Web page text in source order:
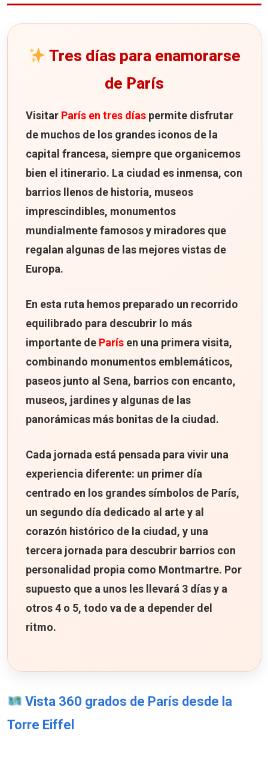
Bouillon Chartier: dos opciones para
comer en París
Le Procope
3 hoteles para 3 días en París
Hotel Malte Astotel
Hotel Villa Modigliani
Hotel Choiseul Opera
Mapa de los lugares que ver en París en 3 días
Tres días para enamorarse
de París
Visitar París en tres días permite disfrutar
de muchos de los grandes iconos de la
capital francesa, siempre que organicemos
bien el itinerario. La ciudad es inmensa, con
barrios llenos de historia, museos
imprescindibles, monumentos
mundialmente famosos y miradores que
regalan algunas de las mejores vistas de
Europa.
En esta ruta hemos preparado un recorrido
equilibrado para descubrir lo más
importante de París en una primera visita,
combinando monumentos emblemáticos,
paseos junto al Sena, barrios con encanto,
museos, jardines y algunas de las
panorámicas más bonitas de la ciudad.
Cada jornada está pensada para vivir una
experiencia diferente: un primer día
centrado en los grandes símbolos de París,
un segundo día dedicado al arte y al
corazón histórico de la ciudad, y una
tercera jornada para descubrir barrios con
personalidad propia como Montmartre. Por
supuesto que a unos les llevará 3 días y a
otros 4 o 5, todo va de a depender del
ritmo.
Vista 360 grados de París desde la
Torre Eiffel